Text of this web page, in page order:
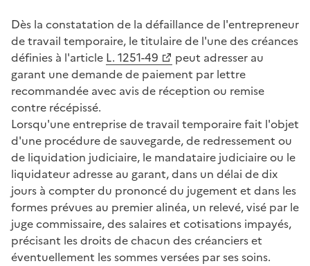
Dès la constatation de la défaillance de l'entrepreneur
de travail temporaire, le titulaire de l'une des créances
définies à l'article L. 1251-49
peut adresser au
garant une demande de paiement par lettre
recommandée avec avis de réception ou remise
contre récépissé.
Lorsqu'une entreprise de travail temporaire fait l'objet
d'une procédure de sauvegarde, de redressement ou
de liquidation judiciaire, le mandataire judiciaire ou le
liquidateur adresse au garant, dans un délai de dix
jours à compter du prononcé du jugement et dans les
formes prévues au premier alinéa, un relevé, visé par le
juge commissaire, des salaires et cotisations impayés,
précisant les droits de chacun des créanciers et
éventuellement les sommes versées par ses soins.